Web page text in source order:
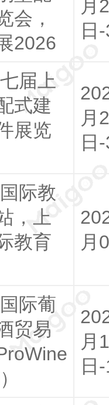
会，
2026
月
日
届上
式建
展览
月
日
际教
，上
教育
月
际葡
贸易
月
日